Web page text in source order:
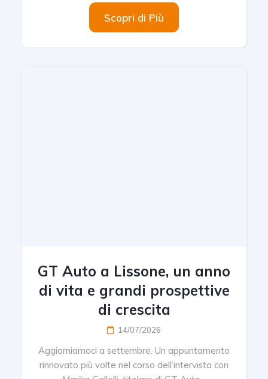
Scopri di Più
GT Auto a Lissone, un anno
di vita e grandi prospettive
di crescita
14/07/2026
Aggiorniamoci a settembre. Un appuntamento
rinnovato più volte nel corso dell’intervista con